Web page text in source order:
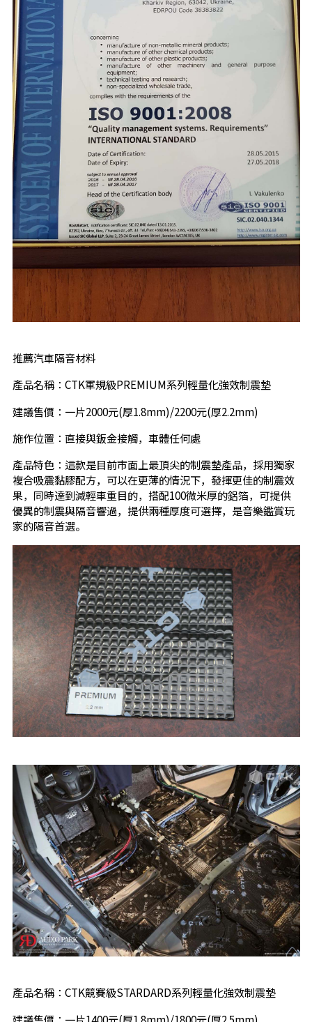
推薦汽車隔音材料
產品名稱：CTK軍規級PREMIUM系列輕量化強效制震墊
建議售價：一片2000元(厚1.8mm)/2200元(厚2.2mm)
施作位置：直接與鈑金接觸，車體任何處
產品特色：這款是目前市面上最頂尖的制震墊產品，採用獨家
複合吸震黏膠配方，可以在更薄的情況下，發揮更佳的制震效
果，同時達到減輕車重目的，搭配100微米厚的鋁箔，可提供
優異的制震與隔音響過，提供兩種厚度可選擇，是音樂鑑賞玩
家的隔音首選。
產品名稱：CTK競賽級STARDARD系列輕量化強效制震墊